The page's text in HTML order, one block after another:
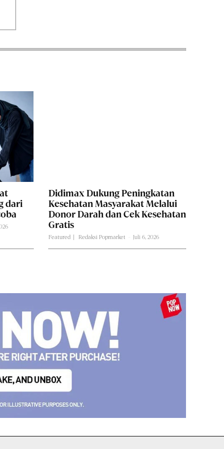
dari
Didimax Dukung Peningkatan
Kesehatan Masyarakat Melalui
Donor Darah dan Cek Kesehatan
Gratis
Featured Redaksi Popmarket Juli 6, 2026